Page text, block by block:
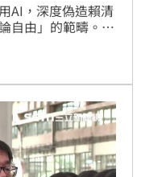
AI，深度偽造賴清
自由」的範疇。說
受嗎？並痛批蔣